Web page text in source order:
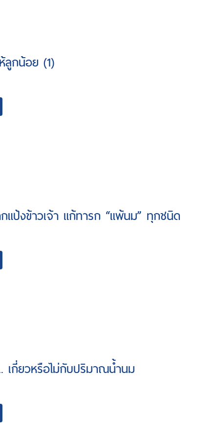
ลูกน้อย (1)
แป้งข้าวเจ้า แก้ทารก “แพ้นม” ทุกชนิด
เกี่ยวหรือไม่กับปริมาณน้ำนม